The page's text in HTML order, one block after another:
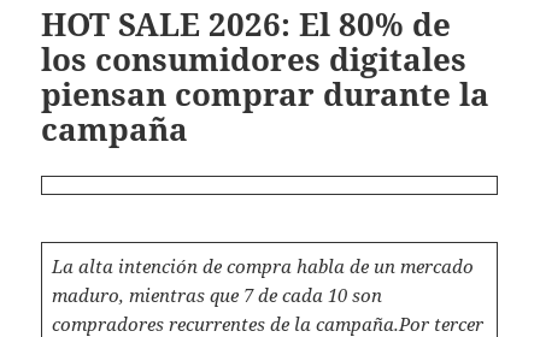
HOT SALE 2026: El 80% de
los consumidores digitales
piensan comprar durante la
campaña
La alta intención de compra habla de un mercado
maduro, mientras que 7 de cada 10 son
compradores recurrentes de la campaña.Por tercer